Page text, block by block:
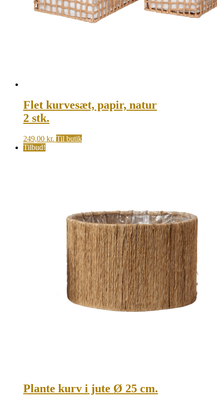
Flet kurvesæt, papir, natur
2 stk.
249,00 kr. Til butik
Tilbud!
Plante kurv i jute Ø 25 cm.